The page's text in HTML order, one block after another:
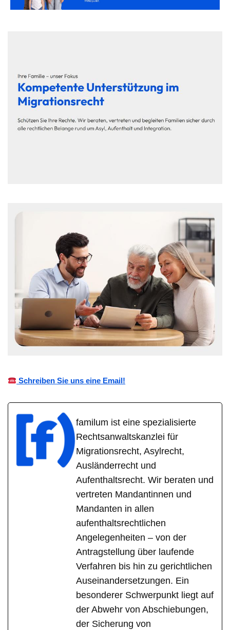
Schreiben Sie uns eine Email!
familum ist eine spezialisierte
Rechtsanwaltskanzlei für
Migrationsrecht, Asylrecht,
Ausländerrecht und
Aufenthaltsrecht. Wir beraten und
vertreten Mandantinnen und
Mandanten in allen
aufenthaltsrechtlichen
Angelegenheiten – von der
Antragstellung über laufende
Verfahren bis hin zu gerichtlichen
Auseinandersetzungen. Ein
besonderer Schwerpunkt liegt auf
der Abwehr von Abschiebungen,
der Sicherung von